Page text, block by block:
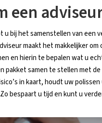
een
u bij het samenstellen van een
maakt het makkelijker
en hierin te bepalen wat u
pakket samen te stellen met
in kaart, houdt uw
bespaart u tijd en kunt u